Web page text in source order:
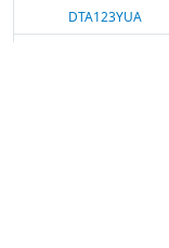
DTA123YUA